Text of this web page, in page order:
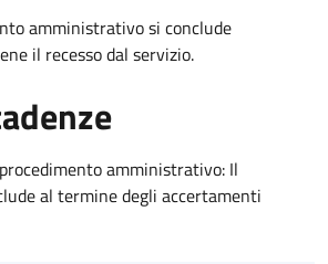
amministrativo si conclude
il recesso dal servizio.
amministrativo: Il
al termine degli accertamenti